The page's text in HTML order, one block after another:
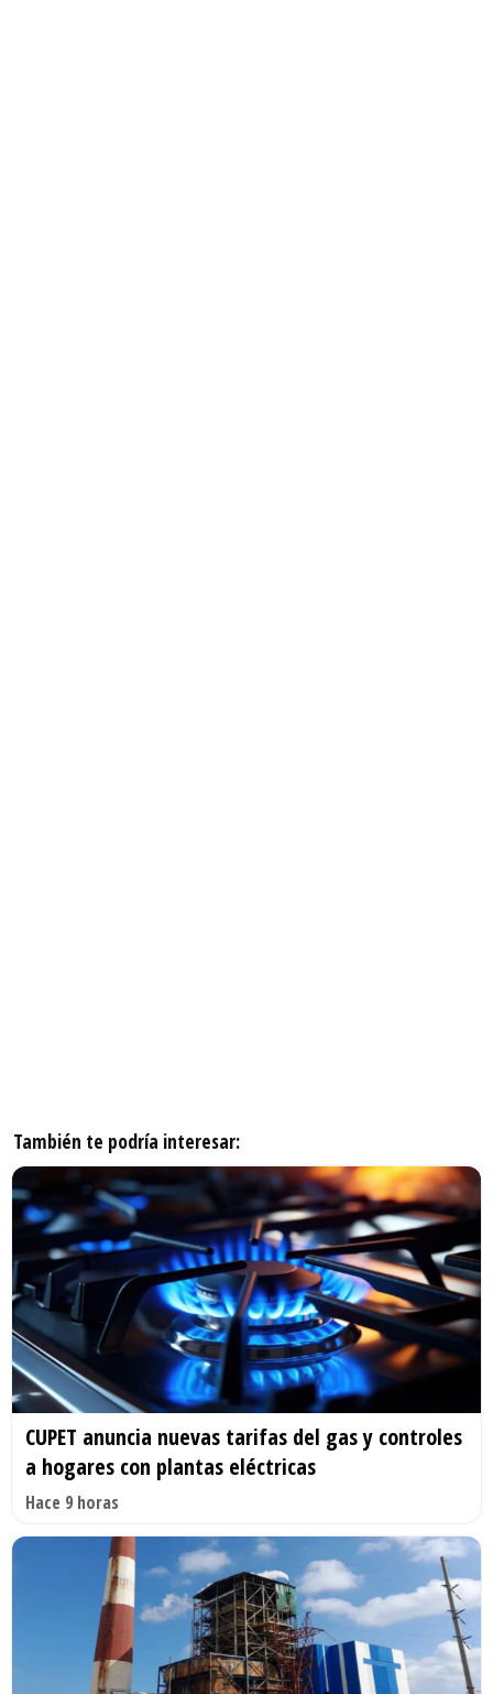
También te podría interesar:
CUPET anuncia nuevas tarifas del gas y controles
a hogares con plantas eléctricas
Hace 9 horas